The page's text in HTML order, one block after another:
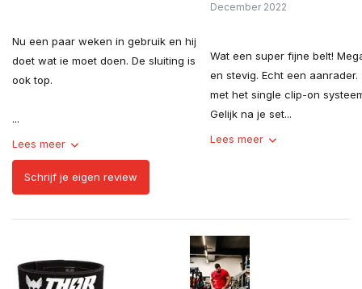
Nu een paar weken in gebruik en hij
doet wat ie moet doen. De sluiting is
ook top.
...
Lees meer
December 2022
Wat een super fijne belt!
en stevig. Echt een aanrader.
met het single clip-on
Gelijk na je set...
Lees meer
Schrijf je eigen review